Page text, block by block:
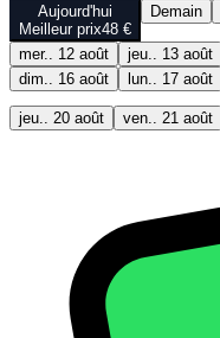
Aujourd'hui
Meilleur prix48 €
Demain
mer.. 12 août jeu.. 13 août
dim.. 16 août
lun.. 17 août
jeu.. 20 août ven.. 21 août